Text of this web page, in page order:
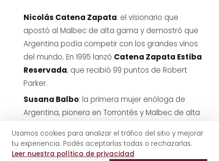
Nicolás Catena Zapata: el visionario que
apostó al Malbec de alta gama y demostró que
Argentina podía competir con los grandes vinos
del mundo. En 1995 lanzó Catena Zapata Estiba
Reservada, que recibió 99 puntos de Robert
Parker.
Susana Balbo: la primera mujer enóloga de
Argentina, pionera en Torrontés y Malbec de alta
Paul Hobbs: enólogo californiano que fundó Viña
Cobos en Luján de Cuyo.
Usamos cookies para analizar el tráfico del sitio y mejorar
tu experiencia. Podés aceptarlas todas o rechazarlas.
Leer nuestra política de privacidad